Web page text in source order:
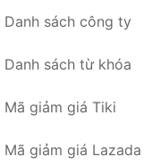
Danh sách công ty
Danh sách từ khóa
Mã giảm giá Tiki
Mã giảm giá Lazada